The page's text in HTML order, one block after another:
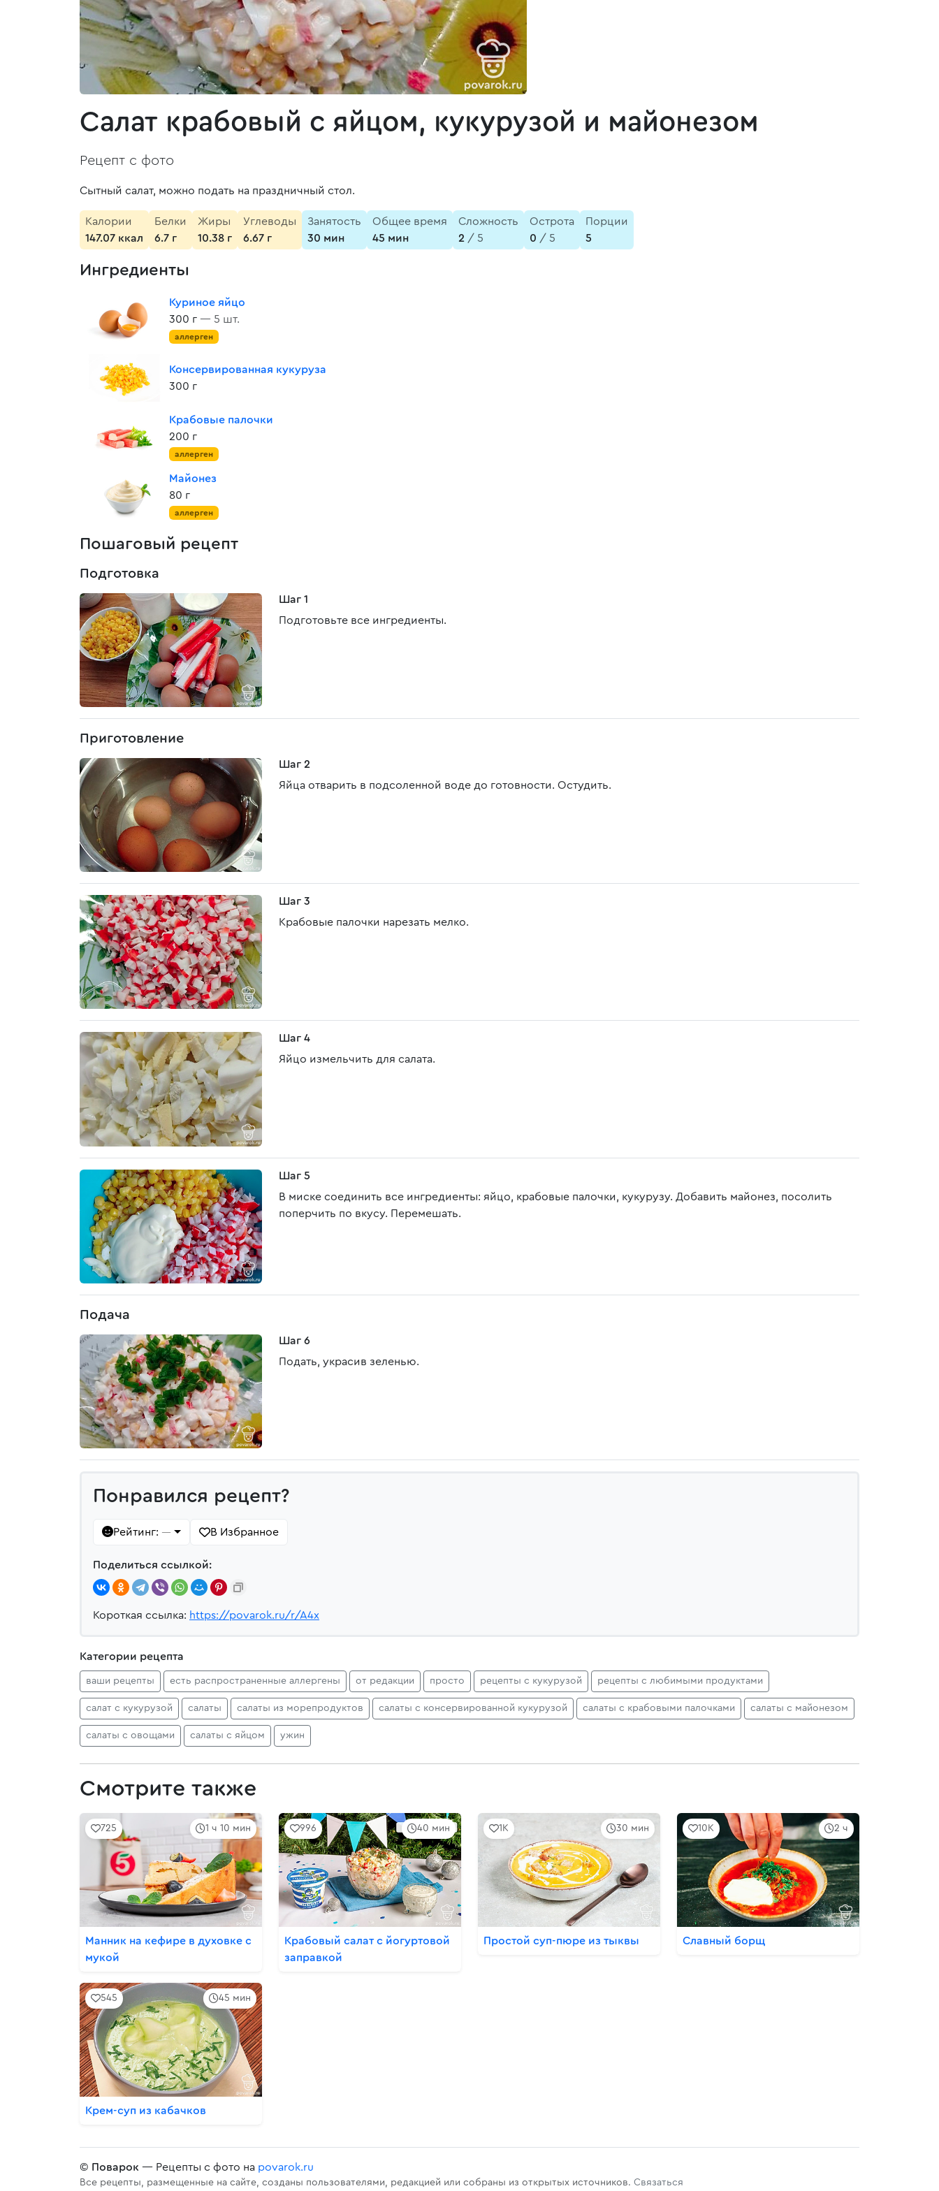
Салат крабовый с яйцом, кукурузой и майонезом
Рецепт с фото
Сытный салат, можно подать на праздничный стол.
Калории
147.07 ккал
Белки
6.7 г
Жиры
10.38 г
Углеводы
6.67 г
Занятость
30 мин
Общее время
45 мин
Сложность
2 / 5
Острота
0 / 5
Порции
5
Ингредиенты
Куриное яйцо
300 г — 5 шт.
аллерген
Консервированная кукуруза
300 г
Крабовые палочки
200 г
аллерген
Майонез
80 г
аллерген
Пошаговый рецепт
Подготовка
Шаг 1
Подготовьте все ингредиенты.
Приготовление
Шаг 2
Яйца отварить в подсоленной воде до готовности. Остудить.
Шаг 3
Крабовые палочки нарезать мелко.
Шаг 4
Яйцо измельчить для салата.
Шаг 5
В миске соединить все ингредиенты: яйцо, крабовые палочки, кукурузу. Добавить майонез, посолить
поперчить по вкусу. Перемешать.
Подача
Шаг 6
Подать, украсив зеленью.
Понравился рецепт?
Рейтинг: — В Избранное
Поделиться ссылкой:
Короткая ссылка: https://povarok.ru/r/A4x
Категории рецепта
ваши рецепты есть распространенные аллергены от редакции просто рецепты с кукурузой рецепты с любимыми продуктами
салат с кукурузой салаты салаты из морепродуктов салаты с консервированной кукурузой салаты с крабовыми палочками салаты с майонезом
салаты с овощами салаты с яйцом ужин
Смотрите также
1 ч 10 мин
725
Манник на кефире в духовке с
мукой
40 мин
996
Крабовый салат с йогуртовой
заправкой
30 мин
1K
Простой суп-пюре из тыквы
2 ч
10K
Славный борщ
45 мин
545
Крем-суп из кабачков
© Поварок — Рецепты с фото на povarok.ru
Все рецепты, размещенные на сайте, созданы пользователями, редакцией или собраны из открытых источников. Связаться